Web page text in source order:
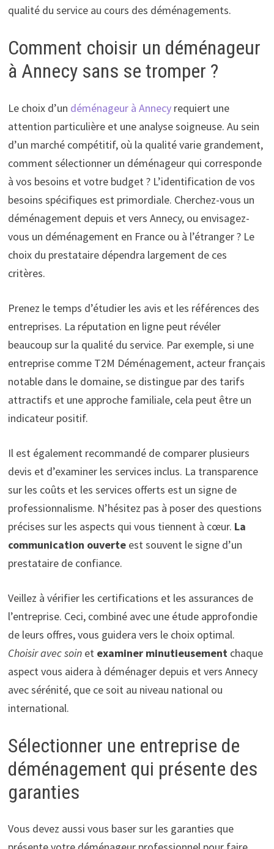
qualité du service au cours des déménagements.
Comment choisir un déménageur
à Annecy sans se tromper ?
Le choix d’un déménageur à Annecyrequiert une
attention particulière et une analyse soigneuse. Au sein
d’un marché compétitif, où la qualité varie grandement,
comment sélectionner un déménageur qui corresponde
à vos besoins et votre budget ? L’identification de vos
besoins spécifiques est primordiale. Cherchez-vous un
déménagement depuis et vers Annecy, ou envisagez-
vous un déménagement en France ou à l’étranger ? Le
choix du prestataire dépendra largement de ces
critères.
Prenez le temps d’étudier les avis et les références des
entreprises. La réputation en ligne peut révéler
beaucoup sur la qualité du service. Par exemple, si une
entreprise comme T2M Déménagement, acteur français
notable dans le domaine, se distingue par des tarifs
attractifs et une approche familiale, cela peut être un
indicateur positif.
Il est également recommandé de comparer plusieurs
devis et d’examiner les services inclus. La transparence
sur les coûts et les services offerts est un signe de
professionnalisme. N’hésitez pas à poser des questions
précises sur les aspects qui vous tiennent à cœur. La
communication ouverteest souvent le signe d’un
prestataire de confiance.
Veillez à vérifier les certifications et les assurances de
l’entreprise. Ceci, combiné avec une étude approfondie
de leurs offres, vous guidera vers le choix optimal.
Choisir avec soinet examiner minutieusementchaque
aspect vous aidera à déménager depuis et vers Annecy
avec sérénité, que ce soit au niveau national ou
international.
Sélectionner une entreprise de
déménagement qui présente des
garanties
Vous devez aussi vous baser sur les garanties que